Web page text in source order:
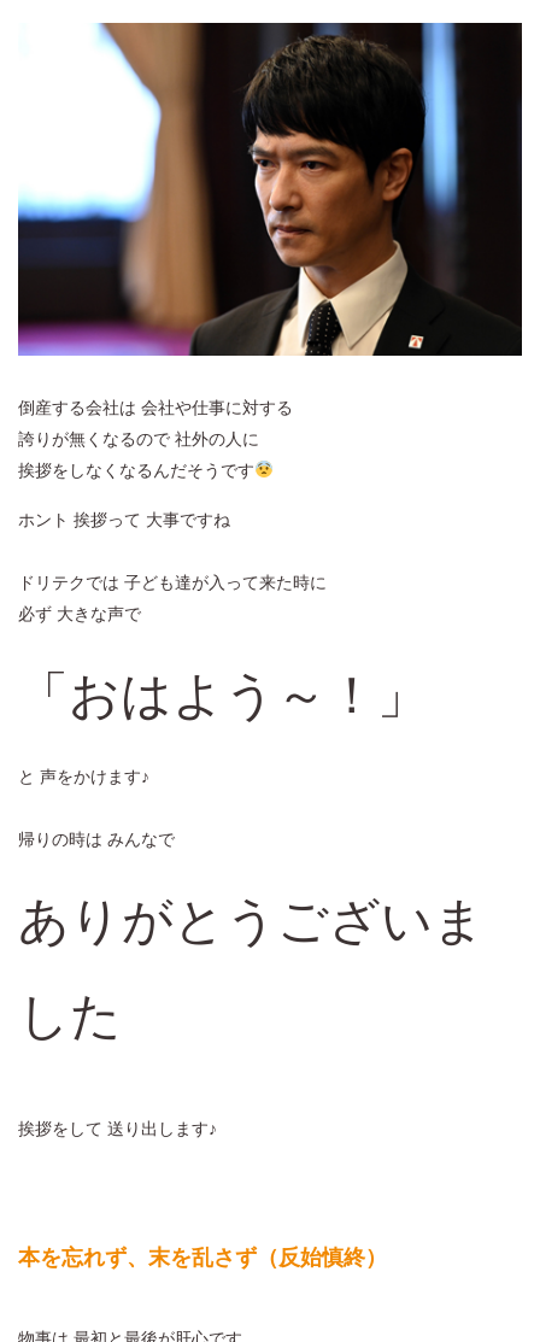
倒産する会社は 会社や仕事に対する
誇りが無くなるので 社外の人に
挨拶をしなくなるんだそうです
ホント 挨拶って 大事ですね
ドリテクでは 子ども達が入って来た時に
必ず 大きな声で
「おはよう～！」
と 声をかけます♪
帰りの時は みんなで
ありがとうございま
した
挨拶をして 送り出します♪
本を忘れず、末を乱さず（反始慎終）
物事は 最初と最後が肝心です。